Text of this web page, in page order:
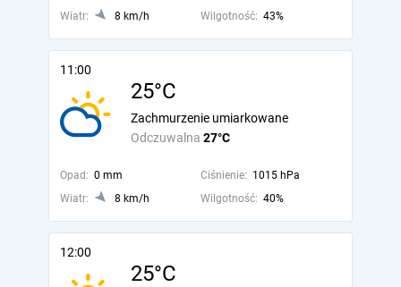
Wiatr:
8 km/h Wilgotność: 43%
11:00
25°C
Odczuwalna 27°C
Zachmurzenie umiarkowane
Opad: 0 mm Ciśnienie: 1015 hPa
Wiatr:
8 km/h Wilgotność: 40%
12:00
25°C